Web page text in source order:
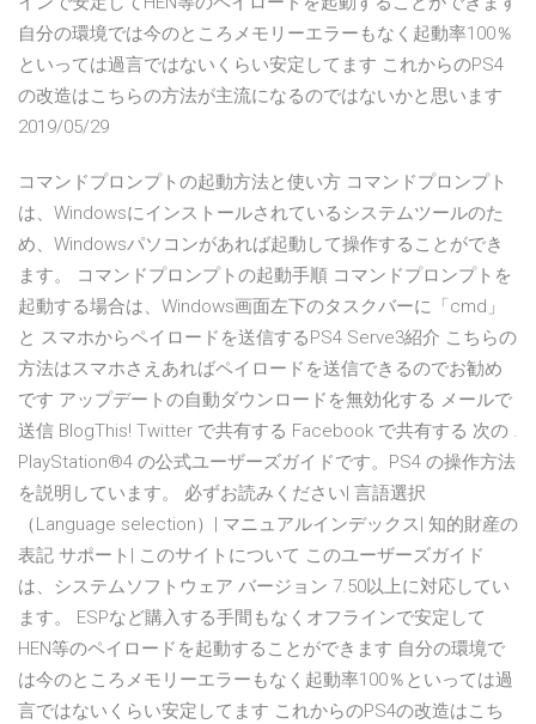
自分の環境では今のところメモリーエラーもなく起動率100％
といっては過言ではないくらい安定してます これからのPS4
の改造はこちらの方法が主流になるのではないかと思います
2019/05/29
コマンドプロンプトの起動方法と使い方 コマンドプロンプト
は、Windowsにインストールされているシステムツールのた
め、Windowsパソコンがあれば起動して操作することができ
ます。 コマンドプロンプトの起動手順 コマンドプロンプトを
起動する場合は、Windows画面左下のタスクバーに「cmd」
と スマホからペイロードを送信するPS4 Serve3紹介 こちらの
方法はスマホさえあればペイロードを送信できるのでお勧め
です アップデートの自動ダウンロードを無効化する メールで
送信 BlogThis! Twitter で共有する Facebook で共有する 次の .
PlayStation®4 の公式ユーザーズガイドです。PS4 の操作方法
を説明しています。 必ずお読みください| 言語選択
（Language selection）| マニュアルインデックス| 知的財産の
表記 サポート| このサイトについて このユーザーズガイド
は、システムソフトウェア バージョン 7.50以上に対応してい
ます。 ESPなど購入する手間もなくオフラインで安定して
HEN等のペイロードを起動することができます 自分の環境で
は今のところメモリーエラーもなく起動率100％といっては過
言ではないくらい安定してます これからのPS4の改造はこち